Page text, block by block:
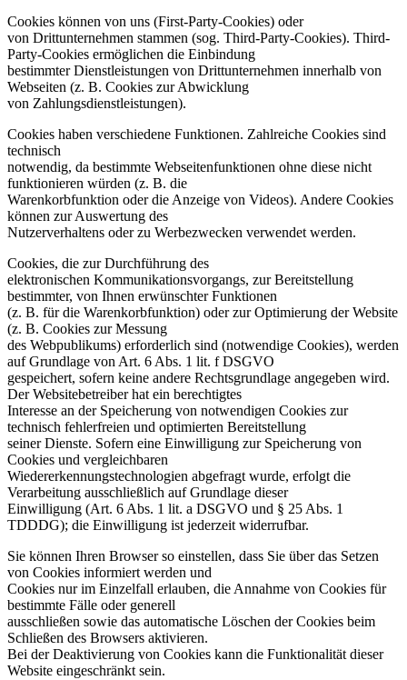
Cookies können von uns (First-Party-Cookies) oder
von Drittunternehmen stammen (sog. Third-Party-Cookies). Third-
Party-Cookies ermöglichen die Einbindung
bestimmter Dienstleistungen von Drittunternehmen innerhalb von
Webseiten (z. B. Cookies zur Abwicklung
von Zahlungsdienstleistungen).
Cookies haben verschiedene Funktionen. Zahlreiche Cookies sind
technisch
notwendig, da bestimmte Webseitenfunktionen ohne diese nicht
funktionieren würden (z. B. die
Warenkorbfunktion oder die Anzeige von Videos). Andere Cookies
können zur Auswertung des
Nutzerverhaltens oder zu Werbezwecken verwendet werden.
Cookies, die zur Durchführung des
elektronischen Kommunikationsvorgangs, zur Bereitstellung
bestimmter, von Ihnen erwünschter Funktionen
(z. B. für die Warenkorbfunktion) oder zur Optimierung der Website
(z. B. Cookies zur Messung
des Webpublikums) erforderlich sind (notwendige Cookies), werden
auf Grundlage von Art. 6 Abs. 1 lit. f DSGVO
gespeichert, sofern keine andere Rechtsgrundlage angegeben wird.
Der Websitebetreiber hat ein berechtigtes
Interesse an der Speicherung von notwendigen Cookies zur
technisch fehlerfreien und optimierten Bereitstellung
seiner Dienste. Sofern eine Einwilligung zur Speicherung von
Cookies und vergleichbaren
Wiedererkennungstechnologien abgefragt wurde, erfolgt die
Verarbeitung ausschließlich auf Grundlage dieser
Einwilligung (Art. 6 Abs. 1 lit. a DSGVO und § 25 Abs. 1
TDDDG); die Einwilligung ist jederzeit widerrufbar.
Sie können Ihren Browser so einstellen, dass Sie über das Setzen
von Cookies informiert werden und
Cookies nur im Einzelfall erlauben, die Annahme von Cookies für
bestimmte Fälle oder generell
ausschließen sowie das automatische Löschen der Cookies beim
Schließen des Browsers aktivieren.
Bei der Deaktivierung von Cookies kann die Funktionalität dieser
Website eingeschränkt sein.